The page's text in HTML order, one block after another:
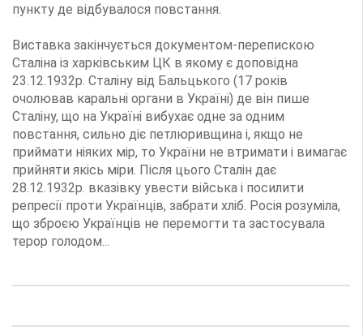
пункту де відбувалося повстання.
Виставка закінчується документом-перепискою
Сталіна із харківським ЦК в якому є доповідна
23.12.1932р. Сталіну від Бальцького (17 років
очолював каральні органи в Україні) де він пише
Сталіну, що на Україні вибухає одне за одним
повстання, сильно діє петлюривщина і, якщо не
приймати ніяких мір, то України не втримати і вимагає
прийняти якісь міри. Після цього Сталін дає
28.12.1932р. вказівку увести війська і посилити
репресії проти Українців, забрати хліб. Росія розуміла,
що зброєю Українців не перемогти та застосувала
терор голодом...